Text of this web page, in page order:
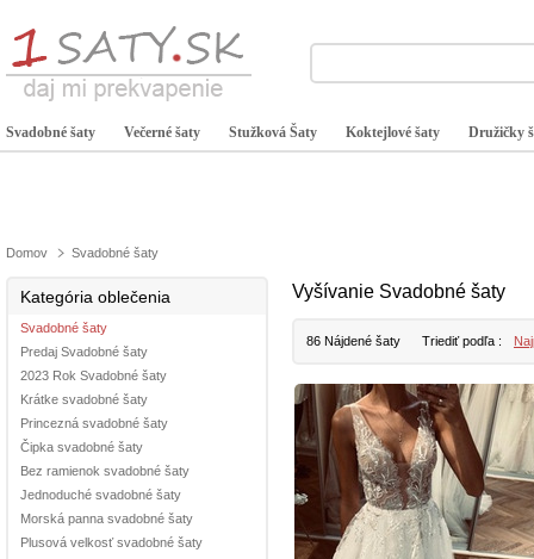
Svadobné šaty Večerné šaty Stužková Šaty Koktejlové šaty Družičky
Domov Svadobné šaty
Kategória oblečenia
Svadobné šaty
Predaj Svadobné šaty
2023 Rok Svadobné šaty
Krátke svadobné šaty
Princezná svadobné šaty
Čipka svadobné šaty
Bez ramienok svadobné šaty
Jednoduché svadobné šaty
Morská panna svadobné šaty
Plusová velkosť svadobné šaty
Vyšívanie Svadobné šaty
86 Nájdené šaty Triediť podľa :